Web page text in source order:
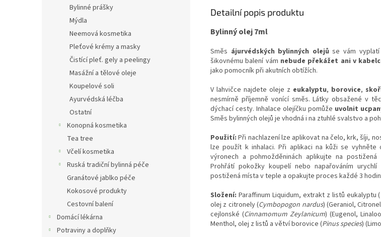
Bylinné prášky
Mýdla
Neemová kosmetika
Pleťové krémy a masky
Čistící pleť. gely a peelingy
Masážní a tělové oleje
Koupelové soli
Ayurvédská léčba
Ostatní
Konopná kosmetika
Tea tree
Včelí kosmetika
Ruská tradiční bylinná péče
Granátové jablko péče
Kokosové produkty
Cestovní balení
Domácí lékárna
Potraviny a doplňky
Detailní popis produktu
Bylinný olej 7ml
Směs ájurvédských bylinných olejů se vám
šikovnému balení vám nebude překážet ani v
jako pomocník při akutních obtížích.
V lahvičce najdete oleje z eukalyptu, borovice,
nesmírně příjemně vonící směs. Látky obsažené v
dýchací cesty. Inhalace olejíčku pomůže uvolnit
Směs bylinných olejů je vhodná i na ztuhlé svalstvo a
Použití: Při nachlazení lze aplikovat na čelo, krk, šíji,
lze použít k inhalaci. Při aplikaci na kůži se vyhněte
výronech a pohmožděninách aplikujte na
Prohřátí pokožky koupelí nebo napařováním
postižená místa v teple a opakujte proces každé 3
Složení: Paraffinum Liquidum, extrakt z listů eukalyptu (
olej z citronely (Cymbopogon nardus) (Geraniol,
cejlonské (Cinnamomum Zeylanicum) (Eugenol,
Menthol, olej z listů a větví borovice (Pinus species)